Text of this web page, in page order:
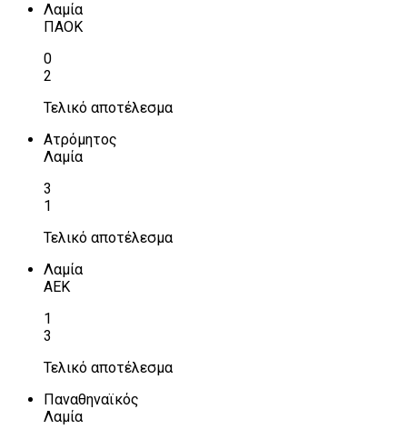
Λαμία
ΠΑΟΚ
0
2
Τελικό αποτέλεσμα
Ατρόμητος
Λαμία
3
1
Τελικό αποτέλεσμα
Λαμία
ΑΕΚ
1
3
Τελικό αποτέλεσμα
Παναθηναϊκός
Λαμία